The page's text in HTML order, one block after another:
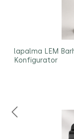
lapalma LEM
Konfigurator